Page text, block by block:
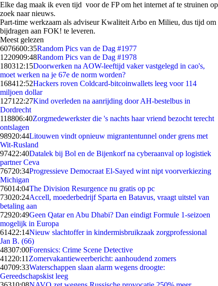
Elke dag maak ik even tijd voor de FP om het internet af te struinen op
zoek naar nieuws.
Part-time werkzaam als adviseur Kwaliteit Arbo en Milieu, dus tijd om
bijdragen aan FOK! te leveren.
Meest gelezen
6076600:35Random Pics van de Dag #1977
1220909:48Random Pics van de Dag #1978
180312:15Doorwerken na AOW-leeftijd vaker vastgelegd in cao's,
moet werken na je 67e de norm worden?
168412:52Hackers roven Coldcard-bitcoinwallets leeg voor 114
miljoen dollar
1271 22:27Kind overleden na aanrijding door AH-bestelbus in
Dordrecht
118806:40Zorgmedewerkster die 's nachts haar vriend bezocht terecht
ontslagen
98920:44Litouwen vindt opnieuw migrantentunnel onder grens met
Wit-Rusland
97422:40Datalek bij Bol en de Bijenkorf na cyberaanval op logistiek
partner Ceva
76720:34Progressieve Democraat El-Sayed wint nipt voorverkiezing
Michigan
76014:04The Division Resurgence nu gratis op pc
73020:24Accell, moederbedrijf Sparta en Batavus, vraagt uitstel van
betaling aan
72920:49Geen Qatar en Abu Dhabi? Dan eindigt Formule 1-seizoen
mogelijk in Europa
61422:14Nieuw slachtoffer in kindermisbruikzaak zorgprofessional
Jan B. (66)
48307:00Forensics: Crime Scene Detective
41220:11 Zomervakantieweerbericht: aanhoudend zomers
40709:33Waterschappen slaan alarm wegens droogte:
Gereedschapskist leeg